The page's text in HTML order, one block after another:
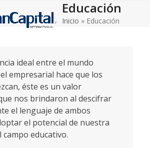
Educación
Inicio » Educación
ideal entre el mundo
empresarial hace que los
éste es un valor
nos brindaron al descifrar
el lenguaje de ambos
el potencial de nuestra
educativo.